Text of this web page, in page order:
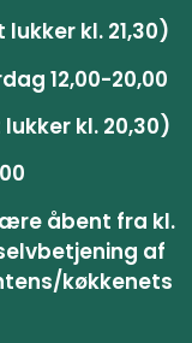
kl. 21,30)
12,00-20,00
kl. 20,30)
åbent fra kl.
af
køkkenets